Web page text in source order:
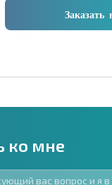
Заказать
ко мне